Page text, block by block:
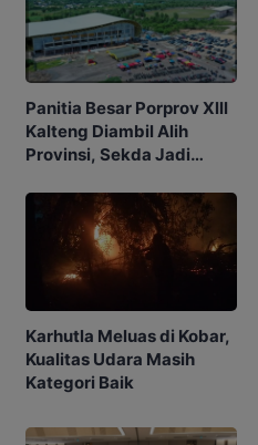
Panitia Besar Porprov Xlll
Kalteng Diambil Alih
Provinsi, Sekda Jadi
Karhutla Meluas di Kobar,
Kualitas Udara Masih
Kategori Baik